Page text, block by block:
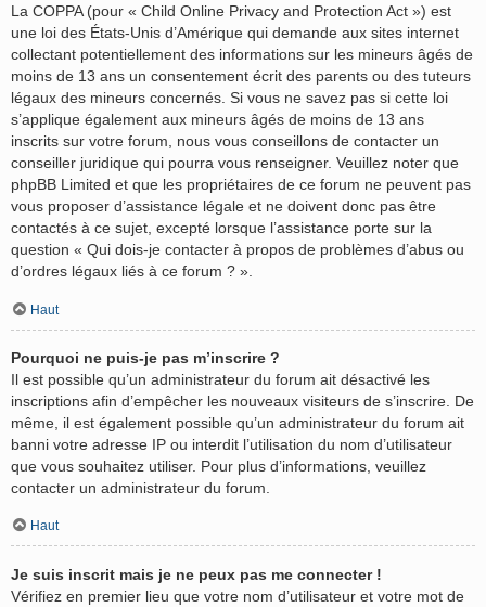
La COPPA (pour « Child Online Privacy and Protection Act ») est
une loi des États-Unis d’Amérique qui demande aux sites internet
collectant potentiellement des informations sur les mineurs âgés de
moins de 13 ans un consentement écrit des parents ou des tuteurs
légaux des mineurs concernés. Si vous ne savez pas si cette loi
s’applique également aux mineurs âgés de moins de 13 ans
inscrits sur votre forum, nous vous conseillons de contacter un
conseiller juridique qui pourra vous renseigner. Veuillez noter que
phpBB Limited et que les propriétaires de ce forum ne peuvent pas
vous proposer d’assistance légale et ne doivent donc pas être
contactés à ce sujet, excepté lorsque l’assistance porte sur la
question « Qui dois-je contacter à propos de problèmes d’abus ou
d’ordres légaux liés à ce forum ? ».
Haut
Pourquoi ne puis-je pas m’inscrire ?
Il est possible qu’un administrateur du forum ait désactivé les
inscriptions afin d’empêcher les nouveaux visiteurs de s’inscrire. De
même, il est également possible qu’un administrateur du forum ait
banni votre adresse IP ou interdit l’utilisation du nom d’utilisateur
que vous souhaitez utiliser. Pour plus d’informations, veuillez
contacter un administrateur du forum.
Haut
Je suis inscrit mais je ne peux pas me connecter !
Vérifiez en premier lieu que votre nom d’utilisateur et votre mot de